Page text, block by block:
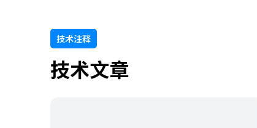
技术注释
技术文章